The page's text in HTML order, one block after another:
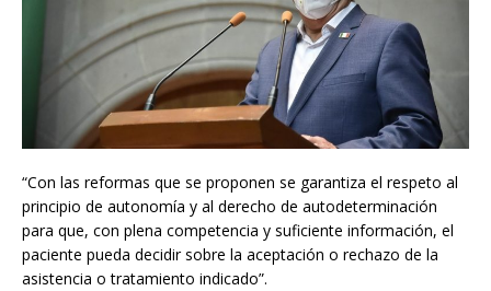
“Con las reformas que se proponen se garantiza el respeto al
principio de autonomía y al derecho de autodeterminación
para que, con plena competencia y suficiente información, el
paciente pueda decidir sobre la aceptación o rechazo de la
asistencia o tratamiento indicado”.